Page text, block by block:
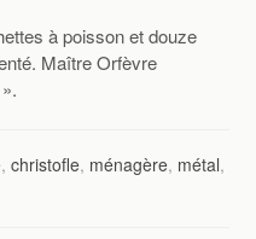
à poisson et douze
Maître Orfèvre
,christofle, ménagère, métal,